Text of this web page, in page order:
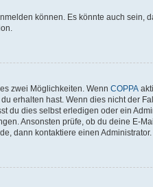
können. Es könnte auch sein,
zwei Möglichkeiten. Wenn COPPA
erhalten hast. Wenn dies nicht der
du dies selbst erledigen oder ein
Ansonsten prüfe, ob du deine E-
dann kontaktiere einen Administrator.